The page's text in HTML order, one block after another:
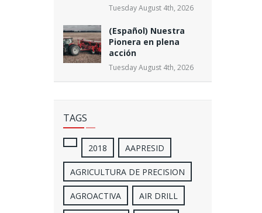
Tuesday August 4th, 2026
(Español) Nuestra
Pionera en plena
acción
Tuesday August 4th, 2026
TAGS
2018 AAPRESID
AGRICULTURA DE PRECISION
AGROACTIVA AIR DRILL